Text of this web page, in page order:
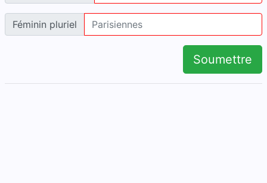
Féminin pluriel
Soumettre